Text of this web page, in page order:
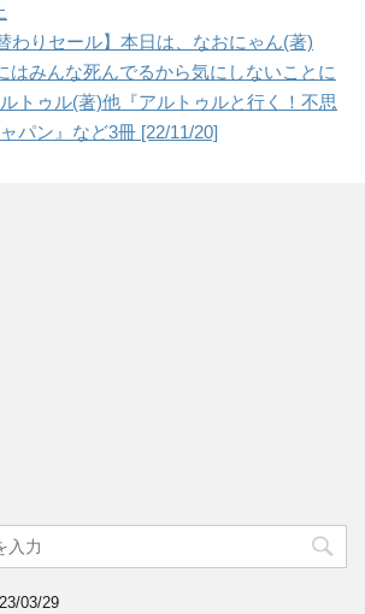
わりセール】本日は、なおにゃん(著)
はみんな死んでるから気にしないことに
トゥル(著)他『アルトゥルと行く！不思
パン』など3冊 [22/11/20]
03/29